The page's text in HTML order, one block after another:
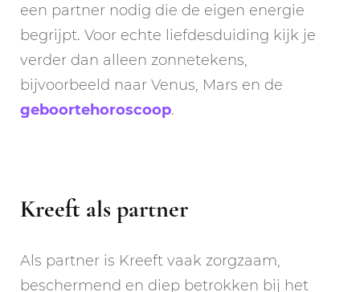
een partner nodig die de eigen energie
begrijpt. Voor echte liefdesduiding kijk je
verder dan alleen zonnetekens,
bijvoorbeeld naar Venus, Mars en de
geboortehoroscoop.
Kreeft als partner
Als partner is Kreeft vaak zorgzaam,
beschermend en diep betrokken bij het